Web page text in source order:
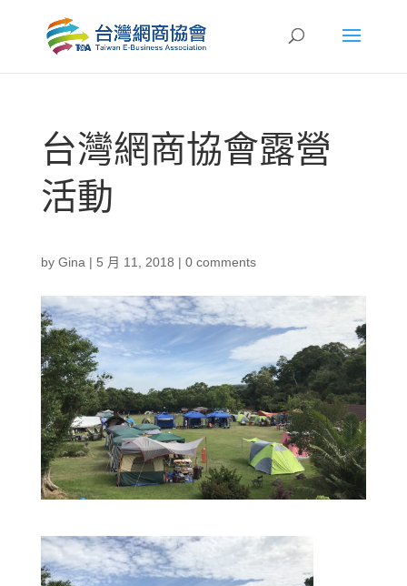
台灣網商協會露營
活動
by Gina | 5 月 11, 2018 | 0 comments